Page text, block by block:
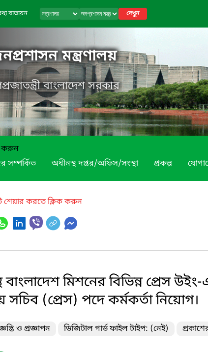
বাতায়ন দেখুন
মন্ত্রণালয়
বাংলাদেশ সরকার
করুন
সম্পর্কিত
অধীনস্থ দপ্তর/অফিস/সংস্থা প্রকল্প
শেয়ার করতে ক্লিক করুন
বাংলাদেশ মিশনের বিভিন্ন প্রেস
সচিব (প্রেস) পদে কর্মকর্তা নিয়োগ।
ও প্রজ্ঞাপন ডিজিটাল গার্ড ফাইল টাইপ: (নেই)